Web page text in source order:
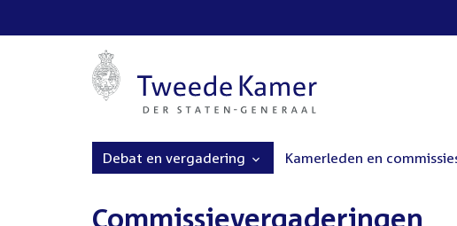
Debat en vergadering Kamerleden en
Commissievergaderingen